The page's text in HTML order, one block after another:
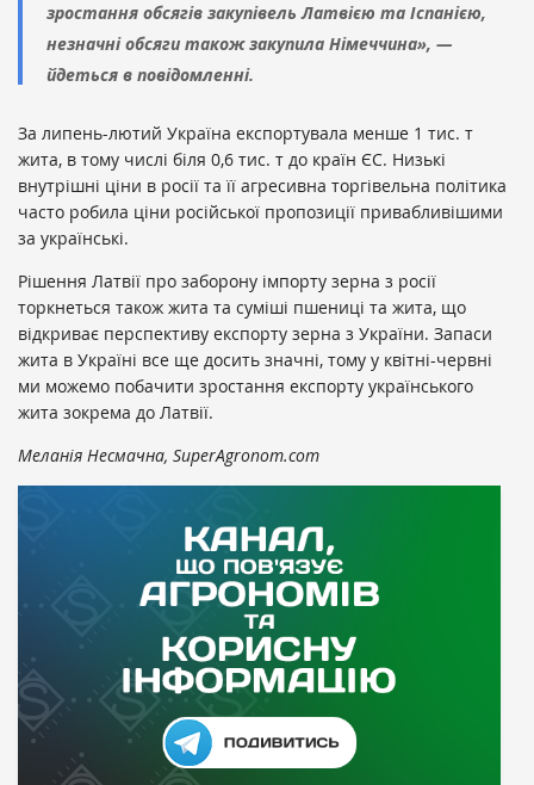
зростання обсягів закупівель Латвією та Іспанією,
незначні обсяги також закупила Німеччина», —
йдеться в повідомленні.
За липень-лютий Україна експортувала менше 1 тис. т
жита, в тому числі біля 0,6 тис. т до країн ЄС. Низькі
внутрішні ціни в росії та її агресивна торгівельна політика
часто робила ціни російської пропозиції привабливішими
за українські.
Рішення Латвії про заборону імпорту зерна з росії
торкнеться також жита та суміші пшениці та жита, що
відкриває перспективу експорту зерна з України. Запаси
жита в Україні все ще досить значні, тому у квітні-червні
ми можемо побачити зростання експорту українського
жита зокрема до Латвії.
Меланія Несмачна, SuperAgronom.com